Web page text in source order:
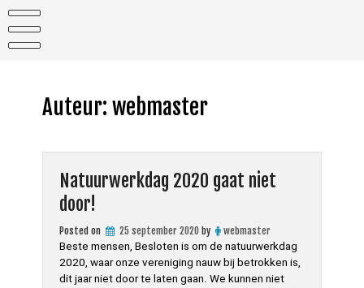
content
Auteur: webmaster
Natuurwerkdag 2020 gaat niet
door!
Posted on 25 september 2020 by
webmaster
Beste mensen, Besloten is om de natuurwerkdag
2020, waar onze vereniging nauw bij betrokken is,
dit jaar niet door te laten gaan. We kunnen niet